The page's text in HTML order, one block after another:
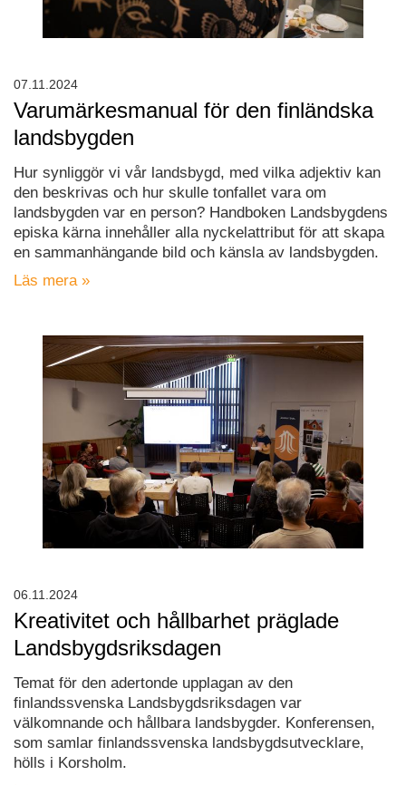
Varumärkesmanual för den finländska
landsbygden
Hur synliggör vi vår landsbygd, med vilka adjektiv kan
den beskrivas och hur skulle tonfallet vara om
landsbygden var en person? Handboken Landsbygdens
episka kärna innehåller alla nyckelattribut för att skapa
en sammanhängande bild och känsla av landsbygden.
Läs mera »
07.11.2024
Kreativitet och hållbarhet präglade
Landsbygdsriksdagen
Temat för den adertonde upplagan av den
finlandssvenska Landsbygdsriksdagen var
välkomnande och hållbara landsbygder. Konferensen,
som samlar finlandssvenska landsbygdsutvecklare,
hölls i Korsholm.
06.11.2024